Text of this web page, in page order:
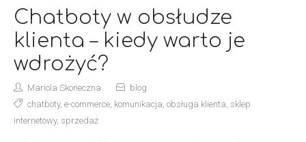
Chatboty w obsłudze
klienta – kiedy warto je
wdrożyć?
Mariola Skoneczna
blog
chatboty, e-commerce, komunikacja, obsługa klienta, sklep
internetowy, sprzedaż